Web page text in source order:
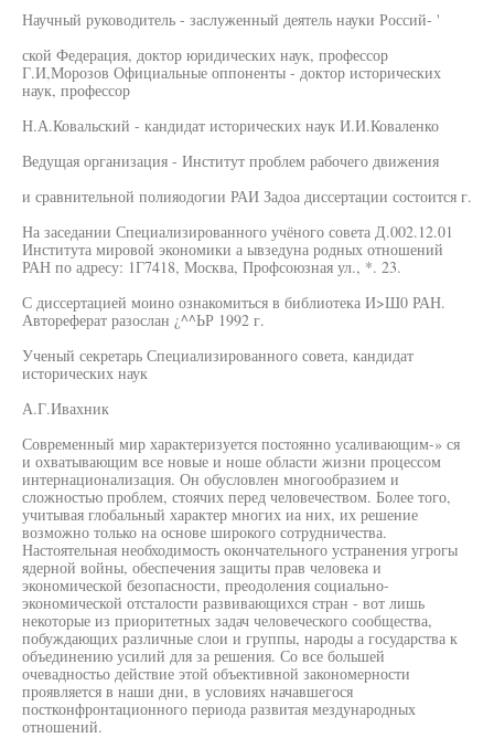
Научный руководитель - заслуженный деятель науки Россий- '
ской Федерация, доктор юридических наук, профессор
Г.И,Морозов Официальные оппоненты - доктор исторических
наук, профессор
Н.А.Ковальский - кандидат исторических наук И.И.Коваленко
Ведущая организация - Институт проблем рабочего движения
и сравнительной полияодогии РАИ Задоа диссертации состоится г.
На заседании Специализированного учёного совета Д.002.12.01
Института мировой экономики а ывзедуна родных отношений
РАН по адресу: 1Г7418, Москва, Профсоюзная ул., *. 23.
С диссертацией моино ознакомиться в библиотека И>Ш0 РАН.
Автореферат разослан ¿^^ЬР 1992 г.
Ученый секретарь Специализированного совета, кандидат
исторических наук
А.Г.Ивахник
Современный мир характеризуется постоянно усаливающим-» ся
и охватывающим все новые и ноше области жизни процессом
интернационализация. Он обусловлен многообразием и
сложностью проблем, стоячих перед человечеством. Более того,
учитывая глобальный характер многих иа них, их решение
возможно только на основе широкого сотрудничества.
Настоятельная необходимость окончательного устранения угрогы
ядерной войны, обеспечения защиты прав человека и
экономической безопасности, преодоления социально-
экономической отсталости развивающихся стран - вот лишь
некоторые из приоритетных задач человеческого сообщества,
побуждающих различные слои и группы, народы а государства к
объединению усилий для за решения. Со все большей
очевадностьо действие этой объективной закономерности
проявляется в наши дни, в условиях начавшегося
постконфронтационного периода развитая мездународных
отношений.